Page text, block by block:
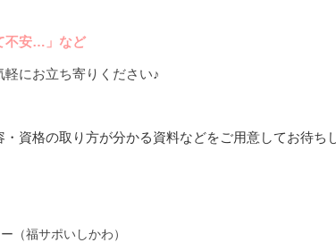
不安…」など
軽にお立ち寄りください♪
資格の取り方が分かる資料などをご用意してお待ち
（福サポいしかわ）